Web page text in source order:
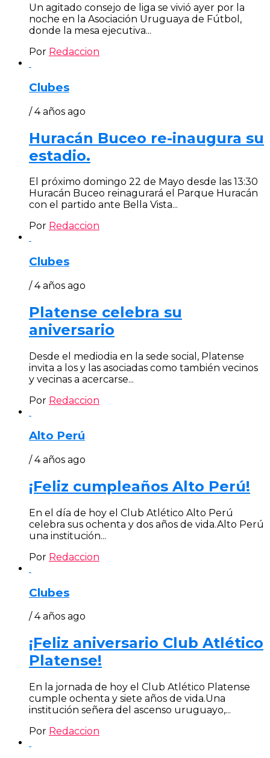
Un agitado consejo de liga se vivió ayer por la
noche en la Asociación Uruguaya de Fútbol,
donde la mesa ejecutiva...
Por Redaccion
Clubes
/ 4 años ago
Huracán Buceo re-inaugura su
estadio.
El próximo domingo 22 de Mayo desde las 13:30
Huracán Buceo reinagurará el Parque Huracán
con el partido ante Bella Vista...
Por Redaccion
Clubes
/ 4 años ago
Platense celebra su
aniversario
Desde el mediodia en la sede social, Platense
invita a los y las asociadas como también vecinos
y vecinas a acercarse...
Por Redaccion
Alto Perú
/ 4 años ago
¡Feliz cumpleaños Alto Perú!
En el día de hoy el Club Atlético Alto Perú
celebra sus ochenta y dos años de vida.Alto Perú
una institución...
Por Redaccion
Clubes
/ 4 años ago
¡Feliz aniversario Club Atlético
Platense!
En la jornada de hoy el Club Atlético Platense
cumple ochenta y siete años de vida.Una
institución señera del ascenso uruguayo,...
Por Redaccion